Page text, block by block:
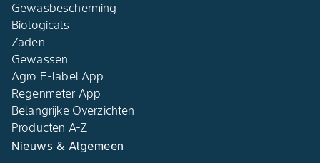
Gewasbescherming
Biologicals
Zaden
Gewassen
Agro E-label App
Regenmeter App
Belangrijke Overzichten
Producten A-Z
Nieuws & Algemeen